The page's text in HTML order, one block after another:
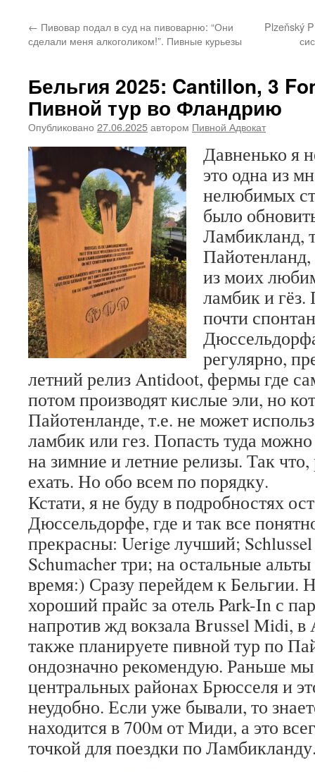
← Пивовар подал в суд на пивоварню: “Они
сделали меня алкоголиком!”. Пивные курьезы
Plzeňský
Бельгия 2025: Cantillon, 3
Пивной тур во Фландрию
Опубликовано 27.06.2025автором Пивной Адвокат
Давненько я
это одна из
нелюбимых
было
Ламбикланд,
Пайотенланд,
из моих
ламбик и
почти
регулярно,
летний релиз Antidoot, фермы где
потом производят кислые эли, но
Пайотенланде, т.е. не может
ламбик или гез. Попасть туда можно
на зимние и летние релизы. Так
ехать. Но обо всем по порядку.
Кстати, я не буду в подробностях
Дюссельдорфе, где и так все
прекрасны: Uerige лучший;
Schumacher три; на остальные
время:) Сразу перейдем к Бельгии.
хороший прайс за отель Park-In с
напротив жд вокзала Brussel Midi, в
также планируете пивной тур по
ондозначно рекомендую. Раньше мы
центральных районах Брюсселя и
неудобно. Если уже бывали, то
находится в 700м от Миди, а это
точкой для поездки по